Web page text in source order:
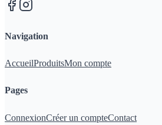
Navigation
AccueilProduitsMon compte
Pages
ConnexionCréer un compteContact